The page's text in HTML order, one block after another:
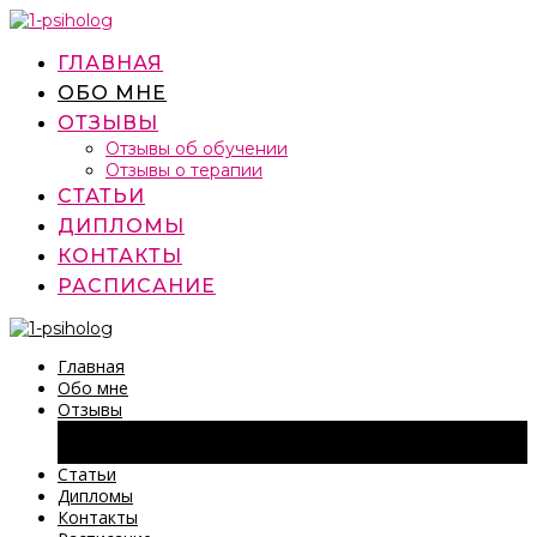
Перейти
содержимому
ГЛАВНАЯ
ОБО МНЕ
ОТЗЫВЫ
Отзывы об обучении
Отзывы о терапии
СТАТЬИ
ДИПЛОМЫ
КОНТАКТЫ
РАСПИСАНИЕ
Главная
Обо мне
Отзывы
Статьи
Дипломы
Контакты